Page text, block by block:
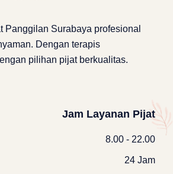
Panggilan Surabaya profesional
Dengan terapis
pilihan pijat berkualitas.
Jam Layanan Pijat
8.00 - 22.00
24 Jam